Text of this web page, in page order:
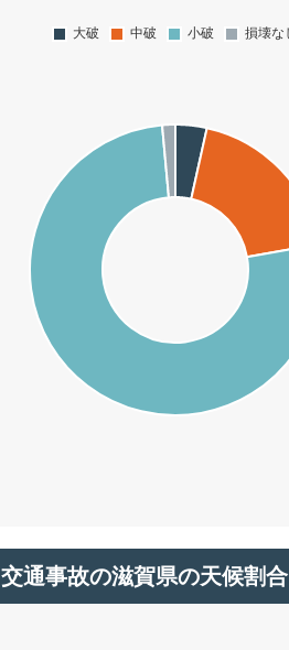
交通事故の滋賀県の天候割合